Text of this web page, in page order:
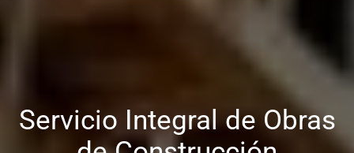
Servicio Integral de Obras